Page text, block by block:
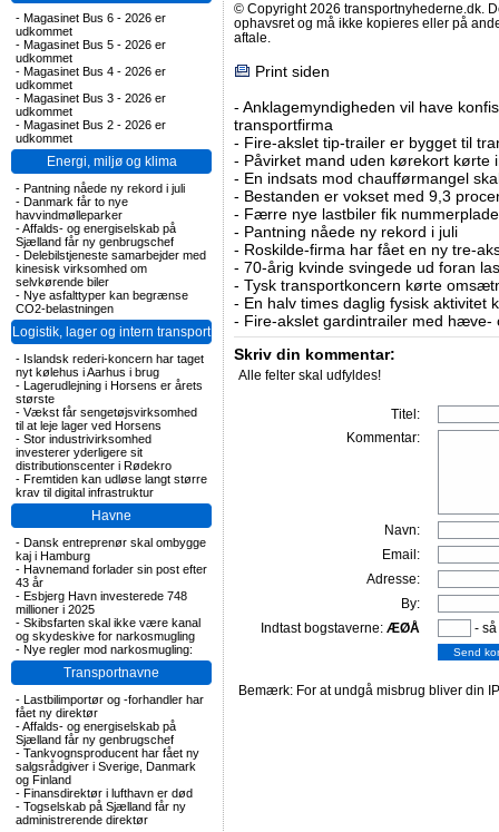
- Magasinet Bus 6 - 2026 er
udkommet
- Magasinet Bus 5 - 2026 er
udkommet
- Magasinet Bus 4 - 2026 er
udkommet
- Magasinet Bus 3 - 2026 er
udkommet
- Magasinet Bus 2 - 2026 er
udkommet
Energi, miljø og klima
- Pantning nåede ny rekord i juli
- Danmark får to nye
havvindmølleparker
-Affalds- og energiselskab på
Sjælland får ny genbrugschef
- Delebilstjeneste samarbejder med
kinesisk virksomhed om
selvkørende biler
- Nye asfalttyper kan begrænse
CO2-belastningen
Logistik, lager og intern transport
- Islandsk rederi-koncern har taget
nyt kølehus i Aarhus i brug
- Lagerudlejning i Horsens er årets
største
- Vækst får sengetøjsvirksomhed
til at leje lager ved Horsens
- Stor industrivirksomhed
investerer yderligere sit
distributionscenter i Rødekro
- Fremtiden kan udløse langt større
krav til digital infrastruktur
Havne
- Dansk entreprenør skal ombygge
kaj i Hamburg
- Havnemand forlader sin post efter
43 år
- Esbjerg Havn investerede 748
millioner i 2025
- Skibsfarten skal ikke være kanal
og skydeskive for narkosmugling
- Nye regler mod narkosmugling:
Transportnavne
- Lastbilimportør og -forhandler har
fået ny direktør
-Affalds- og energiselskab på
Sjælland får ny genbrugschef
- Tankvognsproducent har fået ny
salgsrådgiver i Sverige, Danmark
og Finland
- Finansdirektør i lufthavn er død
- Togselskab på Sjælland får ny
administrerende direktør
© Copyright 2026 transportnyhederne.dk.
ophavsret og må ikke kopieres eller på
aftale.
Print siden
- Anklagemyndigheden vil have
transportfirma
- Fire-akslet tip-trailer er bygget til
- Påvirket mand uden kørekort kørte
- En indsats mod chaufførmangel
- Bestanden er vokset med 9,3
- Færre nye lastbiler fik
- Pantning nåede ny rekord i juli
- Roskilde-firma har fået en ny tre-
- 70-årig kvinde svingede ud foran
- Tysk transportkoncern kørte
- En halv times daglig fysisk aktivitet
- Fire-akslet gardintrailer med hæve-
Skriv din kommentar:
Alle felter skal udfyldes!
Titel:
Kommentar:
Navn:
Email:
Adresse:
By:
Indtast bogstaverne: ÆØÅ -
Bemærk: For at undgå misbrug bliver din